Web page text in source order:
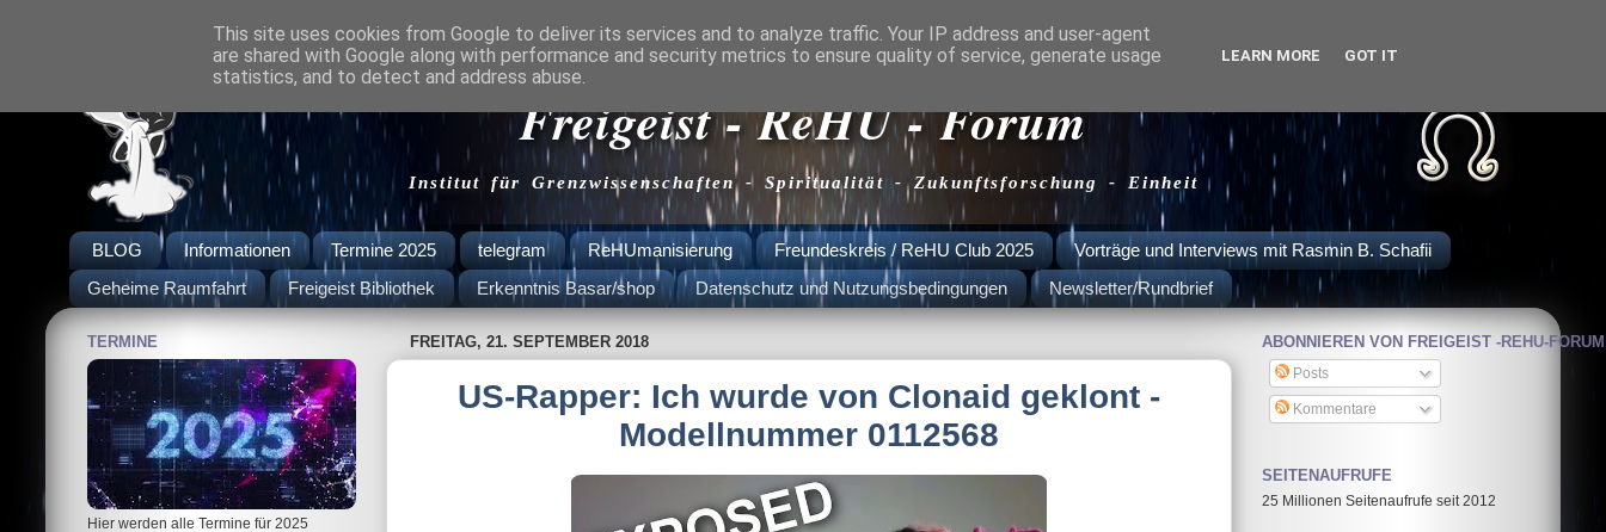
Freigeist - ReHU - Forum
Institut für Grenzwissenschaften - Spiritualität - Zukunftsforschung - Einheit
BLOG Informationen Termine 2025 telegram ReHUmanisierung Freundeskreis / ReHU Club 2025
Vorträge und Interviews mit Rasmin B. Schafii
Geheime Raumfahrt
Freigeist Bibliothek Erkenntnis Basar/shop Datenschutz und Nutzungsbedingungen Newsletter/Rundbrief
FREITAG, 21. SEPTEMBER 2018
US-Rapper: Ich wurde von Clonaid geklont -
Modellnummer 0112568
TERMINE
Hier werden alle Termine für 2025
ABONNIEREN VON FREIGEIST -REHU-FORUM
Posts
Kommentare
SEITENAUFRUFE
25 Millionen Seitenaufrufe seit 2012
This site uses cookies from Google to deliver its services and to analyze traffic. Your IP address and user-agent
are shared with Google along with performance and security metrics to ensure quality of service, generate usage
statistics, and to detect and address abuse.
LEARN MORE GOT IT